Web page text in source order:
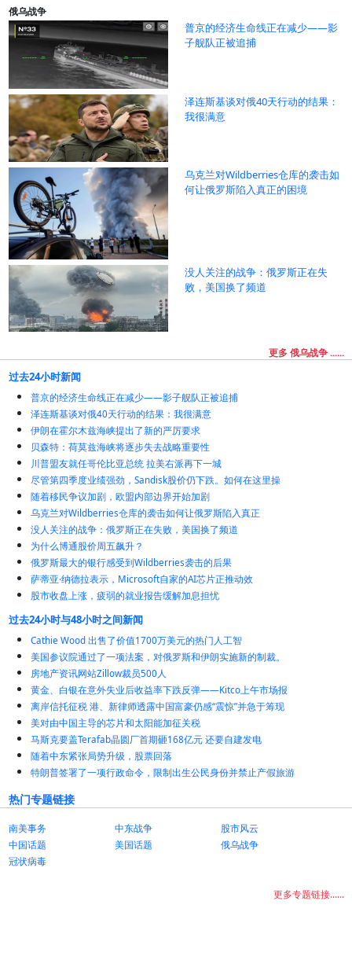
俄乌战争
普京的经济生命线正在减少——影
子舰队正被追捕
泽连斯基谈对俄40天行动的结果：
我很满意
乌克兰对Wildberries仓库的袭击如
何让俄罗斯陷入真正的困境
没人关注的战争：俄罗斯正在失
败，美国换了频道
更多 俄乌战争 ......
过去24小时新闻
普京的经济生命线正在减少——影子舰队正被追捕
泽连斯基谈对俄40天行动的结果：我很满意
伊朗在霍尔木兹海峡提出了新的严厉要求
贝森特：荷莫兹海峡将逐步失去战略重要性
川普盟友就任哥伦比亚总统 拉美右派再下一城
尽管第四季度业绩强劲，Sandisk股价仍下跌。如何在这里操
随着移民争议加剧，欧盟内部边界开始加剧
乌克兰对Wildberries仓库的袭击如何让俄罗斯陷入真正
没人关注的战争：俄罗斯正在失败，美国换了频道
为什么博通股价周五飙升？
俄罗斯最大的银行感受到Wildberries袭击的后果
萨蒂亚·纳德拉表示，Microsoft自家的AI芯片正推动效
股市收盘上涨，疲弱的就业报告缓解加息担忧
过去24小时与48小时之间新闻
Cathie Wood 出售了价值1700万美元的热门人工智
美国参议院通过了一项法案，对俄罗斯和伊朗实施新的制裁。
房地产资讯网站Zillow裁员500人
黄金、白银在意外失业后收益率下跌反弹——Kitco上午市场报
离岸信托征税 港、新律师透露中国富豪仍感“震惊”并急于筹现
美对由中国主导的芯片和太阳能加征关税
马斯克要盖Terafab晶圆厂首期砸168亿元 还要自建发电
随着中东紧张局势升级，股票回落
特朗普签署了一项行政命令，限制出生公民身份并禁止产假旅游
热门专题链接
南美事务 中东战争
股市风云
中国话题
美国话题
俄乌战争
冠状病毒
更多专题链接......